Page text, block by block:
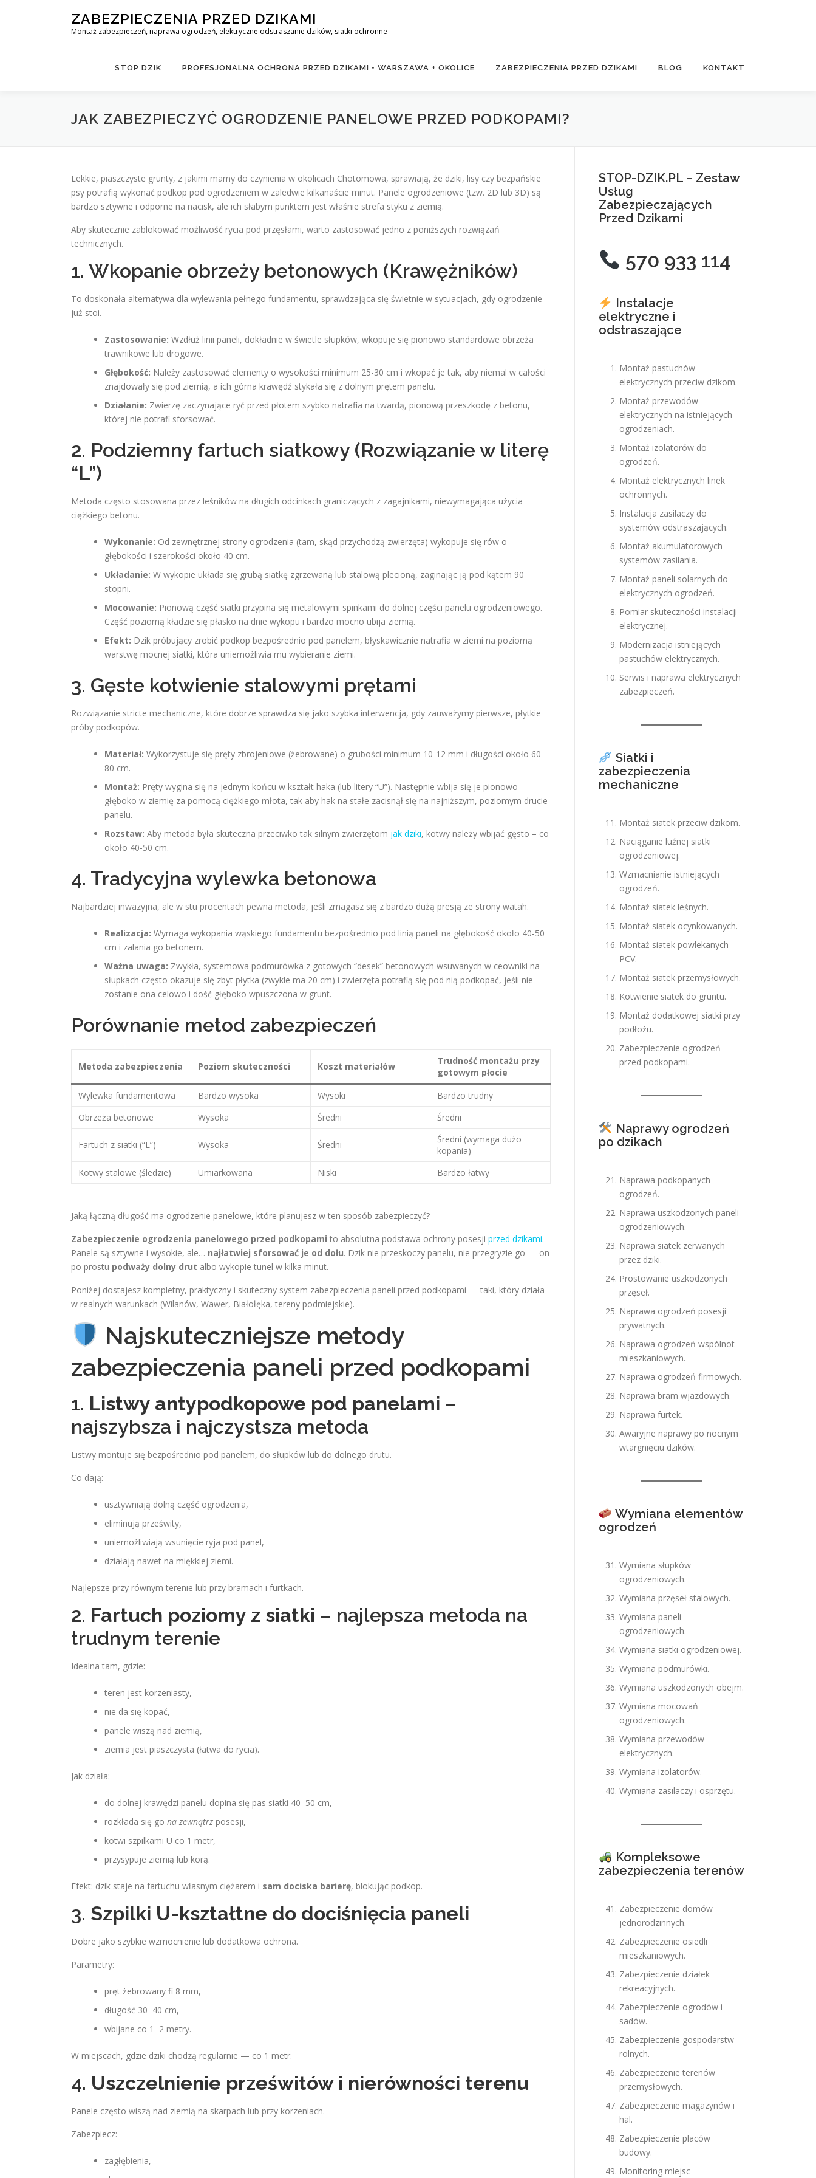
ZABEZPIECZENIA PRZED DZIKAMI
Montaż zabezpieczeń, naprawa ogrodzeń, elektryczne odstraszanie dzików, siatki ochronne
STOP DZIK PROFESJONALNA OCHRONA PRZED DZIKAMI • WARSZAWA + OKOLICE ZABEZPIECZENIA PRZED DZIKAMI BLOG KONTAKT
JAK ZABEZPIECZYĆ OGRODZENIE PANELOWE PRZED PODKOPAMI?
Lekkie, piaszczyste grunty, z jakimi mamy do czynienia w okolicach Chotomowa, sprawiają, że dziki, lisy czy bezpańskie
psy potrafią wykonać podkop pod ogrodzeniem w zaledwie kilkanaście minut. Panele ogrodzeniowe (tzw. 2D lub 3D) są
bardzo sztywne i odporne na nacisk, ale ich słabym punktem jest właśnie strefa styku z ziemią.
Aby skutecznie zablokować możliwość rycia pod przęsłami, warto zastosować jedno z poniższych rozwiązań
technicznych.
1. Wkopanie obrzeży betonowych (Krawężników)
To doskonała alternatywa dla wylewania pełnego fundamentu, sprawdzająca się świetnie w sytuacjach, gdy ogrodzenie
już stoi.
Zastosowanie: Wzdłuż linii paneli, dokładnie w świetle słupków, wkopuje się pionowo standardowe obrzeża
trawnikowe lub drogowe.
Głębokość: Należy zastosować elementy o wysokości minimum 25-30 cm i wkopać je tak, aby niemal w całości
znajdowały się pod ziemią, a ich górna krawędź stykała się z dolnym prętem panelu.
Działanie: Zwierzę zaczynające ryć przed płotem szybko natrafia na twardą, pionową przeszkodę z betonu,
której nie potrafi sforsować.
2. Podziemny fartuch siatkowy (Rozwiązanie w literę
“L”)
Metoda często stosowana przez leśników na długich odcinkach graniczących z zagajnikami, niewymagająca użycia
ciężkiego betonu.
Wykonanie: Od zewnętrznej strony ogrodzenia (tam, skąd przychodzą zwierzęta) wykopuje się rów o
głębokości i szerokości około 40 cm.
Układanie: W wykopie układa się grubą siatkę zgrzewaną lub stalową plecioną, zaginając ją pod kątem 90
stopni.
Mocowanie: Pionową część siatki przypina się metalowymi spinkami do dolnej części panelu ogrodzeniowego.
Część poziomą kładzie się płasko na dnie wykopu i bardzo mocno ubija ziemią.
Efekt: Dzik próbujący zrobić podkop bezpośrednio pod panelem, błyskawicznie natrafia w ziemi na poziomą
warstwę mocnej siatki, która uniemożliwia mu wybieranie ziemi.
3. Gęste kotwienie stalowymi prętami
Rozwiązanie stricte mechaniczne, które dobrze sprawdza się jako szybka interwencja, gdy zauważymy pierwsze, płytkie
próby podkopów.
Materiał: Wykorzystuje się pręty zbrojeniowe (żebrowane) o grubości minimum 10-12 mm i długości około 60-
80 cm.
Montaż: Pręty wygina się na jednym końcu w kształt haka (lub litery “U”). Następnie wbija się je pionowo
głęboko w ziemię za pomocą ciężkiego młota, tak aby hak na stałe zacisnął się na najniższym, poziomym drucie
panelu.
Rozstaw: Aby metoda była skuteczna przeciwko tak silnym zwierzętom jak dziki, kotwy należy wbijać gęsto – co
około 40-50 cm.
4. Tradycyjna wylewka betonowa
Najbardziej inwazyjna, ale w stu procentach pewna metoda, jeśli zmagasz się z bardzo dużą presją ze strony watah.
Realizacja: Wymaga wykopania wąskiego fundamentu bezpośrednio pod linią paneli na głębokość około 40-50
cm i zalania go betonem.
Ważna uwaga: Zwykła, systemowa podmurówka z gotowych “desek” betonowych wsuwanych w ceowniki na
słupkach często okazuje się zbyt płytka (zwykle ma 20 cm) i zwierzęta potrafią się pod nią podkopać, jeśli nie
zostanie ona celowo i dość głęboko wpuszczona w grunt.
Porównanie metod zabezpieczeń
Metoda zabezpieczenia Poziom skuteczności Koszt materiałów
Trudność montażu przy
gotowym płocie
Wylewka fundamentowa
Bardzo wysoka Wysoki
Bardzo trudny
Obrzeża betonowe
Wysoka Średni Średni
Fartuch z siatki (“L”) Wysoka Średni
Średni (wymaga dużo
kopania)
Kotwy stalowe (śledzie)
Umiarkowana Niski Bardzo łatwy
Jaką łączną długość ma ogrodzenie panelowe, które planujesz w ten sposób zabezpieczyć?
Zabezpieczenie ogrodzenia panelowego przed podkopami to absolutna podstawa ochrony posesji przed dzikami.
Panele są sztywne i wysokie, ale… najłatwiej sforsować je od dołu. Dzik nie przeskoczy panelu, nie przegryzie go — on
po prostu podważy dolny drut albo wykopie tunel w kilka minut.
Poniżej dostajesz kompletny, praktyczny i skuteczny system zabezpieczenia paneli przed podkopami — taki, który działa
w realnych warunkach (Wilanów, Wawer, Białołęka, tereny podmiejskie).
Najskuteczniejsze metody
zabezpieczenia paneli przed podkopami
1. Listwy antypodkopowe pod panelami –
najszybsza i najczystsza metoda
Listwy montuje się bezpośrednio pod panelem, do słupków lub do dolnego drutu.
Co dają:
usztywniają dolną część ogrodzenia,
eliminują prześwity,
uniemożliwiają wsunięcie ryja pod panel,
działają nawet na miękkiej ziemi.
Najlepsze przy równym terenie lub przy bramach i furtkach.
2. Fartuch poziomy z siatki – najlepsza metoda na
trudnym terenie
Idealna tam, gdzie:
teren jest korzeniasty,
nie da się kopać,
panele wiszą nad ziemią,
ziemia jest piaszczysta (łatwa do rycia).
Jak działa:
do dolnej krawędzi panelu dopina się pas siatki 40–50 cm,
rozkłada się go na zewnątrz posesji,
kotwi szpilkami U co 1 metr,
przysypuje ziemią lub korą.
Efekt: dzik staje na fartuchu własnym ciężarem i sam dociska barierę, blokując podkop.
3. Szpilki U-kształtne do dociśnięcia paneli
Dobre jako szybkie wzmocnienie lub dodatkowa ochrona.
Parametry:
pręt żebrowany fi 8 mm,
długość 30–40 cm,
wbijane co 1–2 metry.
W miejscach, gdzie dziki chodzą regularnie — co 1 metr.
4. Uszczelnienie prześwitów i nierówności terenu
Panele często wiszą nad ziemią na skarpach lub przy korzeniach.
Zabezpiecz:
zagłębienia,
STOP-DZIK.PL – Zestaw
Usług
Zabezpieczających
Przed Dzikami
570 933 114
Instalacje
elektryczne i
odstraszające
Montaż pastuchów
elektrycznych przeciw dzikom.
Montaż przewodów
elektrycznych na istniejących
ogrodzeniach.
Montaż izolatorów do
ogrodzeń.
Montaż elektrycznych linek
ochronnych.
Instalacja zasilaczy do
systemów odstraszających.
Montaż akumulatorowych
systemów zasilania.
Montaż paneli solarnych do
elektrycznych ogrodzeń.
Pomiar skuteczności instalacji
elektrycznej.
Modernizacja istniejących
pastuchów elektrycznych.
Serwis i naprawa elektrycznych
zabezpieczeń.
Siatki i
zabezpieczenia
mechaniczne
Montaż siatek przeciw dzikom.
Naciąganie luźnej siatki
ogrodzeniowej.
Wzmacnianie istniejących
ogrodzeń.
Montaż siatek leśnych.
Montaż siatek ocynkowanych.
Montaż siatek powlekanych
PCV.
Montaż siatek przemysłowych.
Kotwienie siatek do gruntu.
Montaż dodatkowej siatki przy
podłożu.
Zabezpieczenie ogrodzeń
przed podkopami.
Naprawy ogrodzeń
po dzikach
Naprawa podkopanych
ogrodzeń.
Naprawa uszkodzonych paneli
ogrodzeniowych.
Naprawa siatek zerwanych
przez dziki.
Prostowanie uszkodzonych
przęseł.
Naprawa ogrodzeń posesji
prywatnych.
Naprawa ogrodzeń wspólnot
mieszkaniowych.
Naprawa ogrodzeń firmowych.
Naprawa bram wjazdowych.
Naprawa furtek.
Awaryjne naprawy po nocnym
wtargnięciu dzików.
Wymiana elementów
ogrodzeń
Wymiana słupków
ogrodzeniowych.
Wymiana przęseł stalowych.
Wymiana paneli
ogrodzeniowych.
Wymiana siatki ogrodzeniowej.
Wymiana podmurówki.
Wymiana uszkodzonych obejm.
Wymiana mocowań
ogrodzeniowych.
Wymiana przewodów
elektrycznych.
Wymiana izolatorów.
Wymiana zasilaczy i osprzętu.
Kompleksowe
zabezpieczenia terenów
Zabezpieczenie domów
jednorodzinnych.
Zabezpieczenie osiedli
mieszkaniowych.
Zabezpieczenie działek
rekreacyjnych.
Zabezpieczenie ogrodów i
sadów.
Zabezpieczenie gospodarstw
rolnych.
Zabezpieczenie terenów
przemysłowych.
Zabezpieczenie magazynów i
hal.
Zabezpieczenie placów
budowy.
Monitoring miejsc